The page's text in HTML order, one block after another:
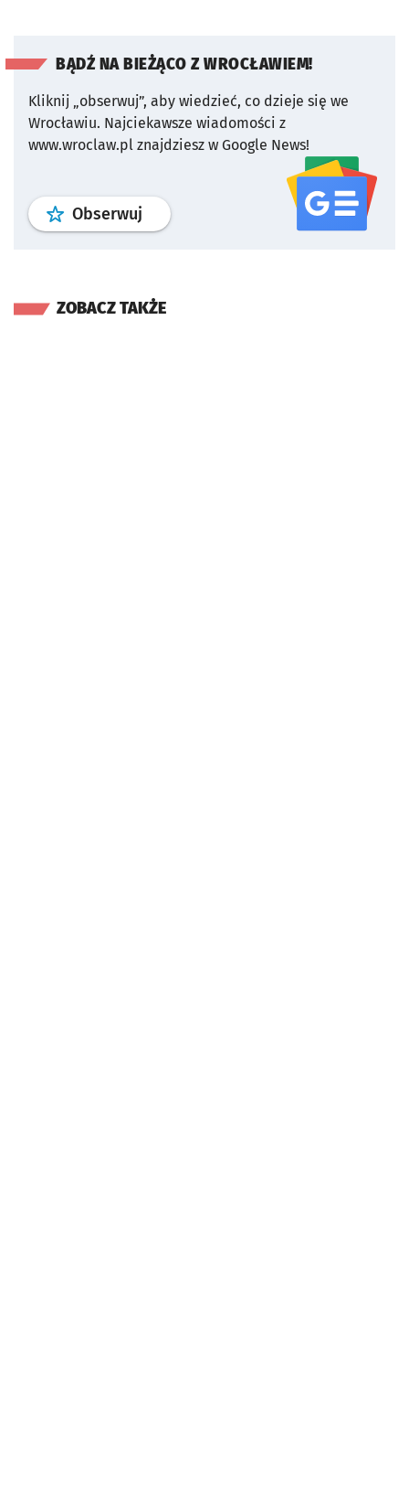
BĄDŹ NA BIEŻĄCO Z WROCŁAWIEM!
Kliknij „obserwuj”, aby wiedzieć, co dzieje się we
Wrocławiu. Najciekawsze wiadomości z
www.wroclaw.pl znajdziesz w Google News!
Obserwuj profil serwisu
ZOBACZ TAKŻE